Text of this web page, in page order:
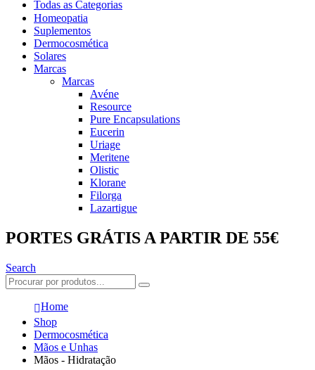
Todas as Categorias
Homeopatia
Suplementos
Dermocosmética
Solares
Marcas
Marcas
Avéne
Resource
Pure Encapsulations
Eucerin
Uriage
Meritene
Olistic
Klorane
Filorga
Lazartigue
PORTES GRÁTIS A PARTIR DE 55€
Search
Home
Shop
Dermocosmética
Mãos e Unhas
Mãos - Hidratação